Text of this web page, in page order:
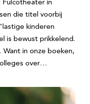
Fulcotheater in
die titel voorbij
kinderen
is bewust prikkelend.
Want in onze boeken,
over…